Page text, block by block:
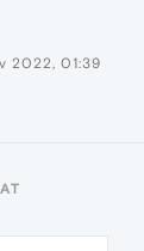
2022, 01:39